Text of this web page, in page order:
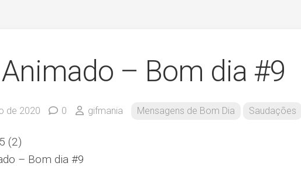
– Bom dia #9
de 2020 0 gifmania Mensagens de Bom Dia Saudações
5 (2)
– Bom dia #9